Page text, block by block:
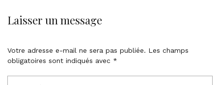
Laisser un message
Votre adresse e-mail ne sera pas publiée. Les champs
obligatoires sont indiqués avec *